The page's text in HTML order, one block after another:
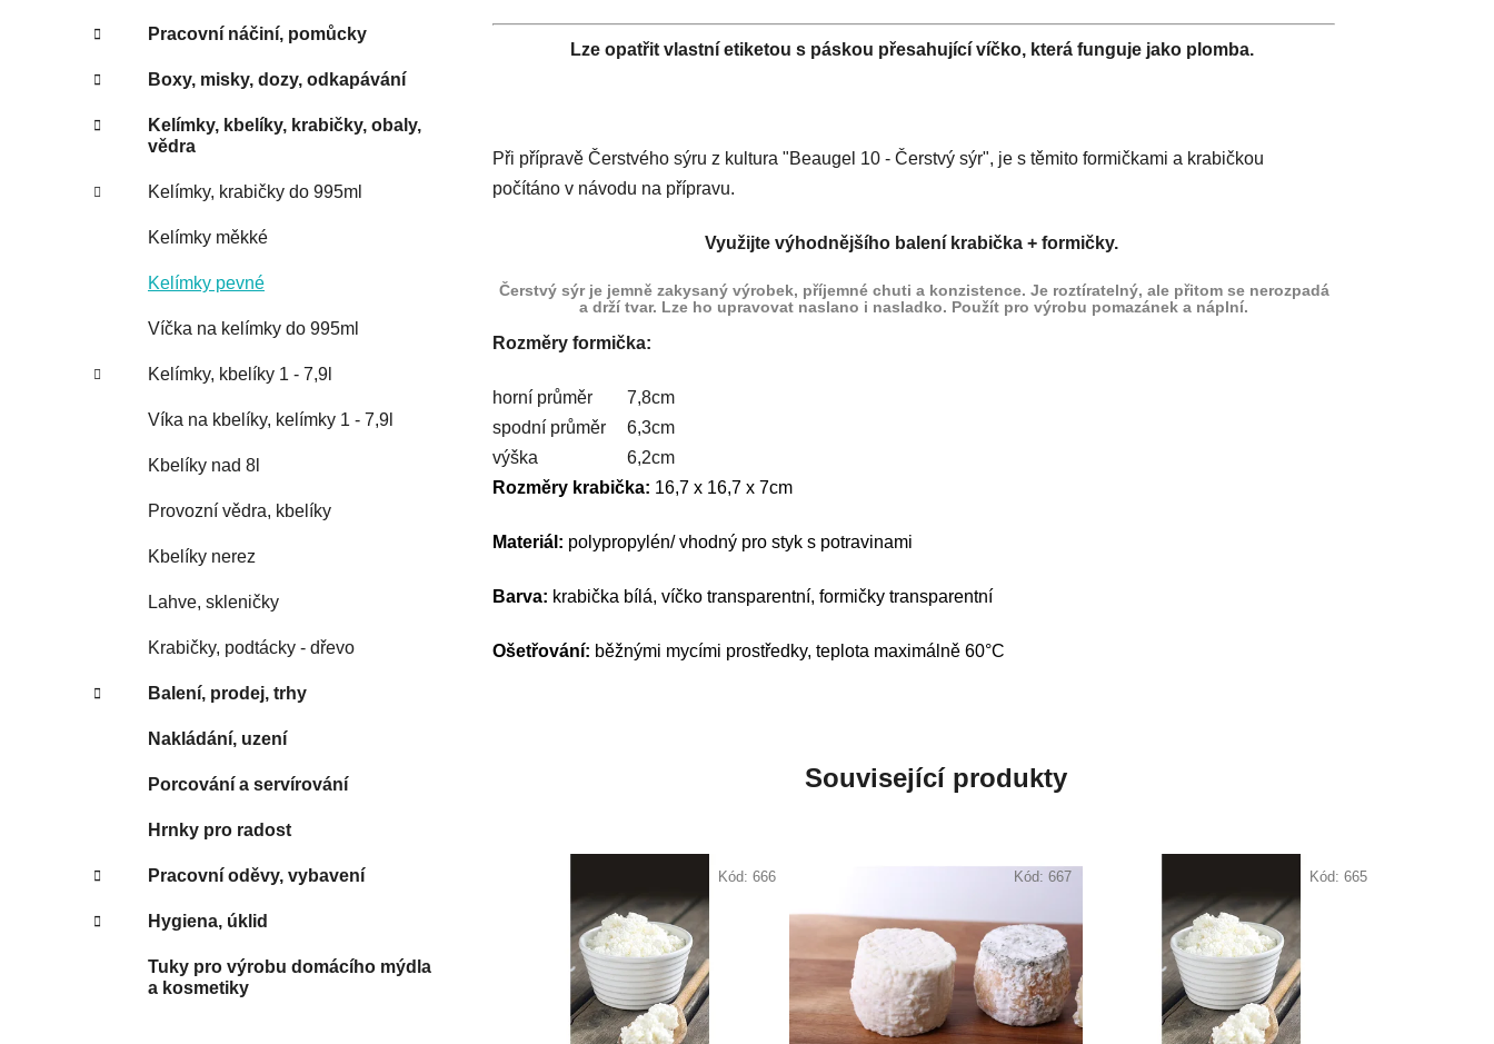
Pracovní náčiní, pomůcky
Boxy, misky, dozy, odkapávání
Kelímky, kbelíky, krabičky, obaly,
vědra
Kelímky, krabičky do 995ml
Kelímky měkké
Kelímky pevné
Víčka na kelímky do 995ml
Kelímky, kbelíky 1 - 7,9l
Víka na kbelíky, kelímky 1 - 7,9l
Kbelíky nad 8l
Provozní vědra, kbelíky
Kbelíky nerez
Lahve, skleničky
Krabičky, podtácky - dřevo
Balení, prodej, trhy
Nakládání, uzení
Porcování a servírování
Hrnky pro radost
Pracovní oděvy, vybavení
Hygiena, úklid
Tuky pro výrobu domácího mýdla
a kosmetiky
Lze opatřit vlastní etiketou s páskou přesahující víčko, která funguje jako plomba.
Při přípravě Čerstvého sýru z kultura "Beaugel 10 - Čerstvý sýr", je s těmito formičkami a krabičkou
počítáno v návodu na přípravu.
Využijte výhodnějšího balení krabička + formičky.
Čerstvý sýr je jemně zakysaný výrobek, příjemné chuti a konzistence. Je roztíratelný, ale přitom se nerozpadá
a drží tvar. Lze ho upravovat naslano i nasladko. Použít pro výrobu pomazánek a náplní.
Rozměry formička:
horní průměr
7,8cm
spodní průměr
6,3cm
výška
6,2cm
Rozměry krabička: 16,7 x 16,7 x 7cm
Materiál: polypropylén/ vhodný pro styk s potravinami
Barva: krabička bílá, víčko transparentní, formičky transparentní
Ošetřování: běžnými mycími prostředky, teplota maximálně 60°C
Související produkty
Kód: 666 Kód: 667 Kód: 665